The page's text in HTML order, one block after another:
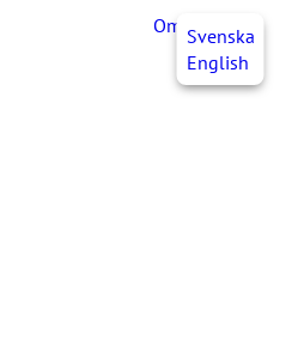
OmaJHLSvenska
English